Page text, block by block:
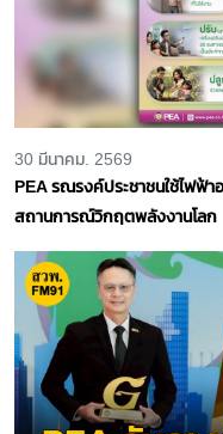
30 มีนาคม. 2569
PEA รณรงค์ประชาชนใช้ไฟฟ้
สถานการณ์วิกฤตพลังงานโลก